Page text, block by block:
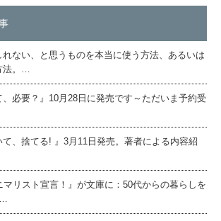
ない、と思うものを本当に使う方法、あるいは
法。…
必要？』10月28日に発売です～ただいま予約受
、捨てる! 』3月11日発売。著者による内容紹
マリスト宣言！』が文庫に：50代からの暮らしを